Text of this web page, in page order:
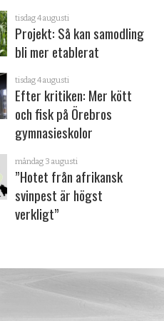
tisdag 4 augusti
Projekt: Så kan samodling
bli mer etablerat
tisdag 4 augusti
Efter kritiken: Mer kött
och fisk på Örebros
gymnasieskolor
måndag 3 augusti
”Hotet från afrikansk
svinpest är högst
verkligt”